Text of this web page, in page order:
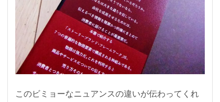
このビミョーなニュアンスの違いが伝わってくれ